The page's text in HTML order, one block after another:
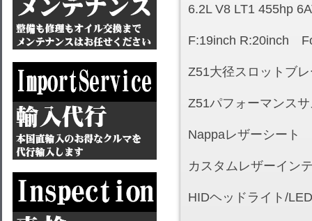
6.2L V8 LT1 455hp
F:19inch R:20inch
Z51大径スロットブ
Z51パフォーマンス
Nappaレザーシート
カスタムレザーイン
HIDヘッドライト/